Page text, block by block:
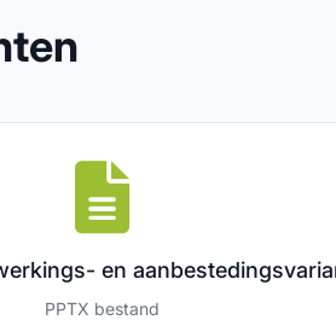
en
PPTX bestand